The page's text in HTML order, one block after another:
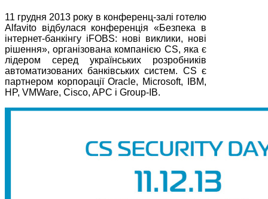
11 грудня 2013 року в конференц-залі готелю
Alfavito відбулася конференція «Безпека в
інтернет-банкінгу iFOBS: нові виклики, нові
рішення», організована компанією СS, яка є
лідером серед українських розробників
автоматизованих банківських систем. CS є
партнером корпорації Oracle, Microsoft, IBM,
HP, VMWare, Cisco, APC і Group-IB.